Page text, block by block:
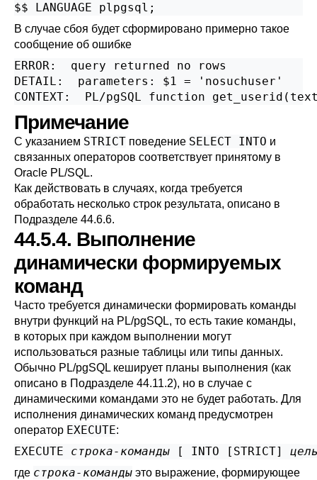
$$ LANGUAGE plpgsql;
В случае сбоя будет сформировано примерно такое
сообщение об ошибке
ERROR:  query returned no rows
DETAIL:  parameters: $1 = 'nosuchuser'
CONTEXT:  PL/pgSQL function
Примечание
С указанием STRICT поведение SELECT INTO и
связанных операторов соответствует принятому в
Oracle PL/SQL.
Как действовать в случаях, когда требуется
обработать несколько строк результата, описано в
Подразделе 44.6.6.
44.5.4. Выполнение
динамически формируемых
команд
Часто требуется динамически формировать команды
внутри функций на PL/pgSQL, то есть такие команды,
в которых при каждом выполнении могут
использоваться разные таблицы или типы данных.
Обычно PL/pgSQL кеширует планы выполнения (как
описано в Подразделе 44.11.2), но в случае с
динамическими командами это не будет работать. Для
исполнения динамических команд предусмотрен
оператор EXECUTE:
EXECUTE строка-команды [ INTO [ STRICT]
где строка-команды это выражение, формирующее